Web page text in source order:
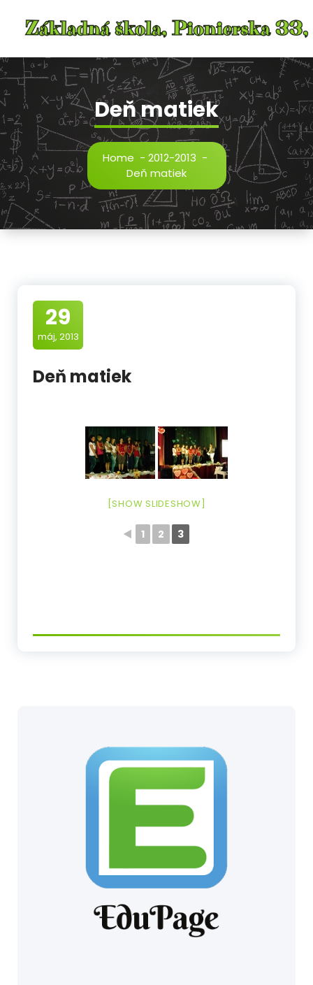
content
Deň matiek
Home - 2012-2013 -
Deň matiek
29
máj, 2013
Deň matiek
[SHOW SLIDESHOW]
◄ 1 2 3